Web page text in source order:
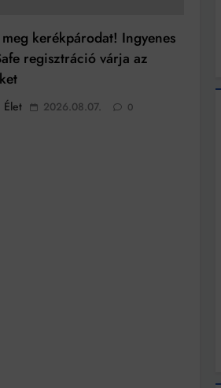
kerékpárodat! Ingyenes
regisztráció várja az
Élet 2026.08.07. 0